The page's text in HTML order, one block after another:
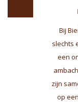
Bij
slechts
een
zijn
op